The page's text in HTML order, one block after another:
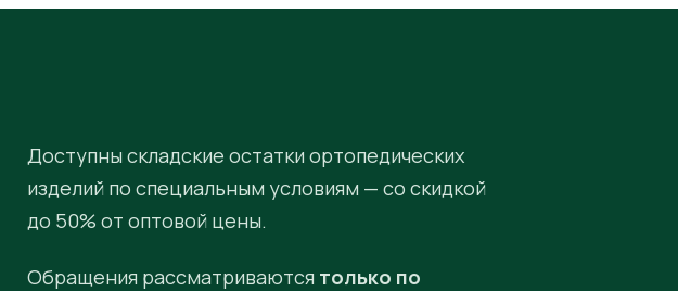
Доступны складские остатки ортопедических
изделий по специальным условиям — со скидкой
до 50% от оптовой цены.
Обращения рассматриваются только по